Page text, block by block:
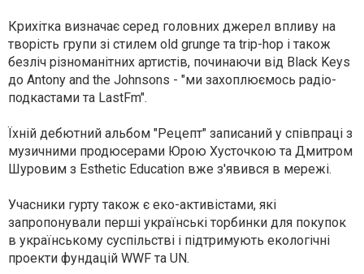
Крихітка визначає серед головних джерел впливу на
творість групи зі стилем old grunge та trip-hop і також
безліч різноманітних артистів, починаючи від Black Keys
до Antony and the Johnsons - "ми захоплюємось радіо-
подкастами та LastFm".
Їхній дебютний альбом "Рецепт" записаний у співпраці з
музичними продюсерами Юрою Хусточкою та Дмитром
Шуровим з Esthetic Education вже з'явився в мережі.
Учасники гурту також є еко-активістами, які
запропонували перші українські торбинки для покупок
в українському суспільстві і підтримують екологічні
проекти фундацій WWF та UN.